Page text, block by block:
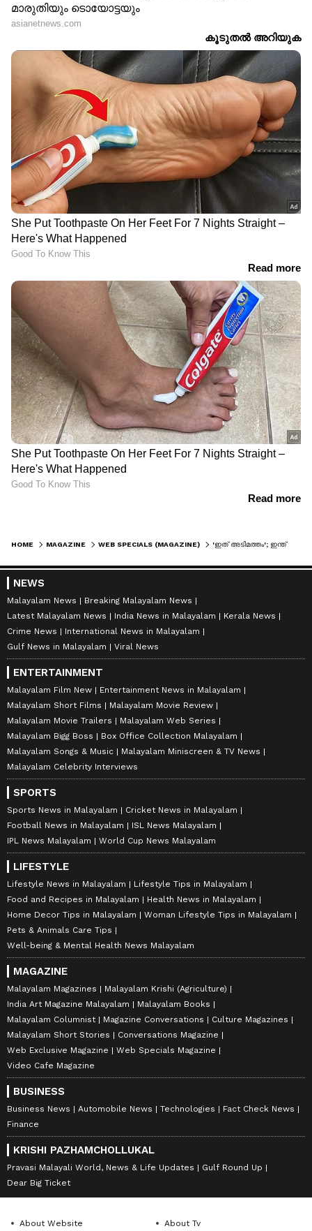
HOME MAGAZINE WEB SPECIALS (MAGAZINE) 'ഇത് അടിമത്തം'; ഇന്ത്യൻ കമ്പനികളുടെ 'ജിപിഎസ് ട്രാക്കിംഗ് വർക്ക് ഫ്രം ഹോം' രീതിക്കെതിരെ രൂക്ഷ വിമ‍ർശനം
NEWS
Malayalam News
Breaking Malayalam News
Latest Malayalam News
India News in Malayalam
Kerala News
Crime News
International News in Malayalam
Gulf News in Malayalam
Viral News
ENTERTAINMENT
Malayalam Film New
Entertainment News in Malayalam
Malayalam Short Films
Malayalam Movie Review
Malayalam Movie Trailers
Malayalam Web Series
Malayalam Bigg Boss
Box Office Collection Malayalam
Malayalam Songs & Music
Malayalam Miniscreen & TV News
Malayalam Celebrity Interviews
SPORTS
Sports News in Malayalam
Cricket News in Malayalam
Football News in Malayalam
ISL News Malayalam
IPL News Malayalam
World Cup News Malayalam
LIFESTYLE
Lifestyle News in Malayalam
Lifestyle Tips in Malayalam
Food and Recipes in Malayalam
Health News in Malayalam
Home Decor Tips in Malayalam
Woman Lifestyle Tips in Malayalam
Pets & Animals Care Tips
Well-being & Mental Health News Malayalam
MAGAZINE
Malayalam Magazines
Malayalam Krishi (Agriculture)
India Art Magazine Malayalam
Malayalam Books
Malayalam Columnist
Magazine Conversations
Culture Magazines
Malayalam Short Stories
Conversations Magazine
Web Exclusive Magazine
Web Specials Magazine
Video Cafe Magazine
BUSINESS
Business News Automobile News Technologies
Fact Check News
Finance
KRISHI PAZHAMCHOLLUKAL
Pravasi Malayali World, News & Life Updates
Gulf Round Up
Dear Big Ticket
About Website About Tv